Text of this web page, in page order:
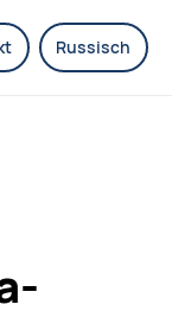
Russisch